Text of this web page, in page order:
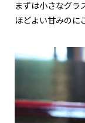
まずは小さなグラ
ほどよい甘みのに